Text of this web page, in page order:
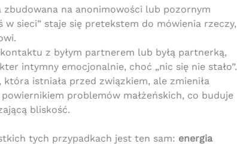
zbudowana na anonimowości lub pozornym
w sieci” staje się pretekstem do mówienia rzeczy,
z byłym partnerem lub byłą partnerką,
intymny emocjonalnie, choć „nic się nie stało”.
istniała przed związkiem, ale zmieniła
problemów małżeńskich, co buduje
bliskość.
tych przypadkach jest ten sam: energia